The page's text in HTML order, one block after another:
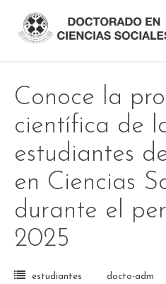
content
Conoce la
científica de
estudiantes
en Ciencias
durante el
2025
estudiantes docto-adm